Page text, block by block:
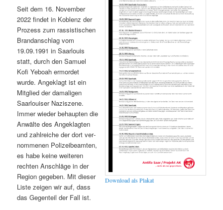
Down­load als Plakat
Seit dem 16. Novem­ber
2022 find­et in Koblenz der
Prozess zum ras­sis­tis­chen
Bran­dan­schlag vom
19.09.1991 in Saar­louis
statt, durch den Samuel
Kofi Yeboah ermordet
wurde. Angeklagt ist ein
Mit­glied der dama­li­gen
Saar­louis­er Naziszene.
Immer wieder behaupten die
Anwälte des Angeklagten
und zahlre­iche der dort ver­
nomme­nen Polizeibeamten,
es habe keine weit­eren
recht­en Anschläge in der
Region gegeben. Mit dieser
Liste zeigen wir auf, dass
das Gegen­teil der Fall ist.